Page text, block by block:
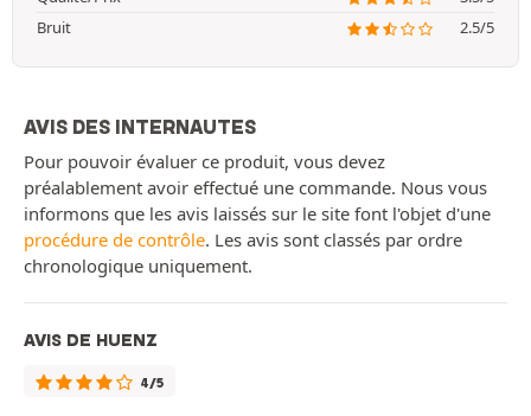
Bruit
2.5/5
AVIS DES INTERNAUTES
Pour pouvoir évaluer ce produit, vous devez
préalablement avoir effectué une commande. Nous vous
informons que les avis laissés sur le site font l'objet d'une
procédure de contrôle. Les avis sont classés par ordre
chronologique uniquement.
AVIS DE HUENZ
4/5